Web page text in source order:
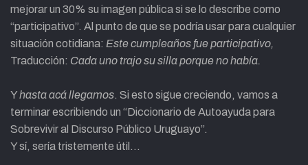
mejorar un 30% su imagen pública si se lo describe como
“participativo”. Al punto de que se podría usar para cualquier
situación cotidiana: Este cumpleaños fue participativo,
Traducción: Cada uno trajo su silla porque no había.
Yhasta acá llegamos. Si esto sigue creciendo, vamos a
terminar escribiendo un “Diccionario de Autoayuda para
Sobrevivir al Discurso Público Uruguayo”.
Y sí, sería tristemente útil…